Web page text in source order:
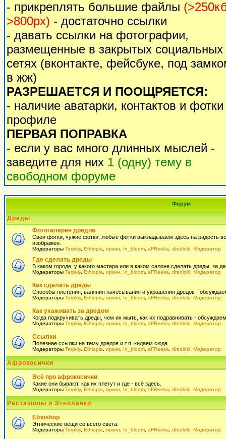
- прикреплять большие файлы
>800px) - достаточно ссылки
- давать ссылки на фотографии,
размещенные в закрытых социальных
сетях (вконтакте, фейсбуке, под
в жж)
РАЗРЕШАЕТСЯ И ПООЩРЯЕТСЯ:
- наличие аватарки, контактов и
профиле
ПЕРВАЯ ПОПРАВКА
- если у вас много длинных мыслей -
заведите для них 1 (одну) тему в
свободном форуме
Форум
Дреды
Фотогалерея дредов
Свои фотки, чужие фотки, любые фотки выкладываем здесь на радость
изображен.
Модераторы Terpkiy, Ethiopia иркин In_bloom aFReeka dredloki Модератор
Где сделать дреды
В каком городе, у какого мастера или в каком салоне сделать дреды, за
Модераторы Terpkiy, Ethiopia иркин In_bloom aFReeka dredloki Модератор
Как сделать дреды
Способы плетения, валяния начесывания и украшения дредов -
Модераторы Terpkiy, Ethiopia иркин In_bloom aFReeka dredloki Модератор
Как ухаживать за дредом
Когда подкручивать дреды, чем их мыть, как их подравнивать - обсуждаем
Модераторы Terpkiy, Ethiopia иркин In_bloom aFReeka dredloki Модератор
Ссылки
Полезнае ссылки на тему дредов и т.п. кидаем сюда.
Модераторы Terpkiy, Ethiopia иркин In_bloom aFReeka dredloki Модератор
Афрокосички
Всё про афрокосички
Какие они бывают, как их плетут и где - всё здесь.
Модераторы Terpkiy, Ethiopia иркин In_bloom aFReeka dredloki Модератор
Расташопы и Этнолавки
Etnoshop
Этнические вещи со всего света.
Модераторы Terpkiy, Ethiopia иркин In_bloom aFReeka dredloki Модератор